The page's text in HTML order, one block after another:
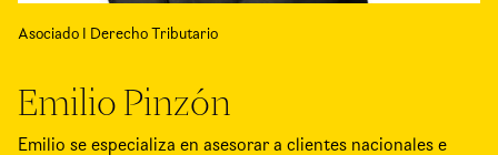
Asociado I Derecho Tributario
Emilio Pinzón
Emilio se especializa en asesorar a clientes nacionales e